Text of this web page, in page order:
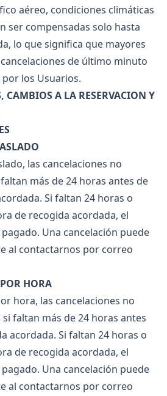
aéreo, condiciones climáticas
ser compensadas solo hasta
lo que significa que mayores
de último minuto
los Usuarios.
CAMBIOS A LA RESERVACION Y
las cancelaciones no
más de 24 horas antes de
Si faltan 24 horas o
de recogida acordada, el
Una cancelación puede
al contactarnos por correo
HORA
hora, las cancelaciones no
faltan más de 24 horas antes
acordada. Si faltan 24 horas o
de recogida acordada, el
Una cancelación puede
al contactarnos por correo